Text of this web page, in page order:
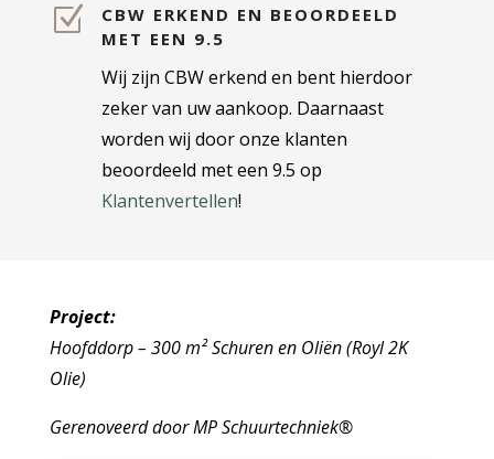
Z
CBW ERKEND EN BEOORDEELD
MET EEN 9.5
Wij zijn CBW erkend en bent hierdoor
zeker van uw aankoop. Daarnaast
worden wij door onze klanten
beoordeeld met een 9.5 op
Klantenvertellen!
Project:
Hoofddorp – 300 m² Schuren en Oliën (Royl 2K
Olie)
Gerenoveerd door MP Schuurtechniek®